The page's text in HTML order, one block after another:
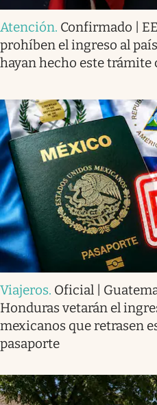
Atención. Confirmado |
prohíben el ingreso al
hayan hecho este trámite
Viajeros. Oficial |
Honduras vetarán el
mexicanos que retrasen
pasaporte